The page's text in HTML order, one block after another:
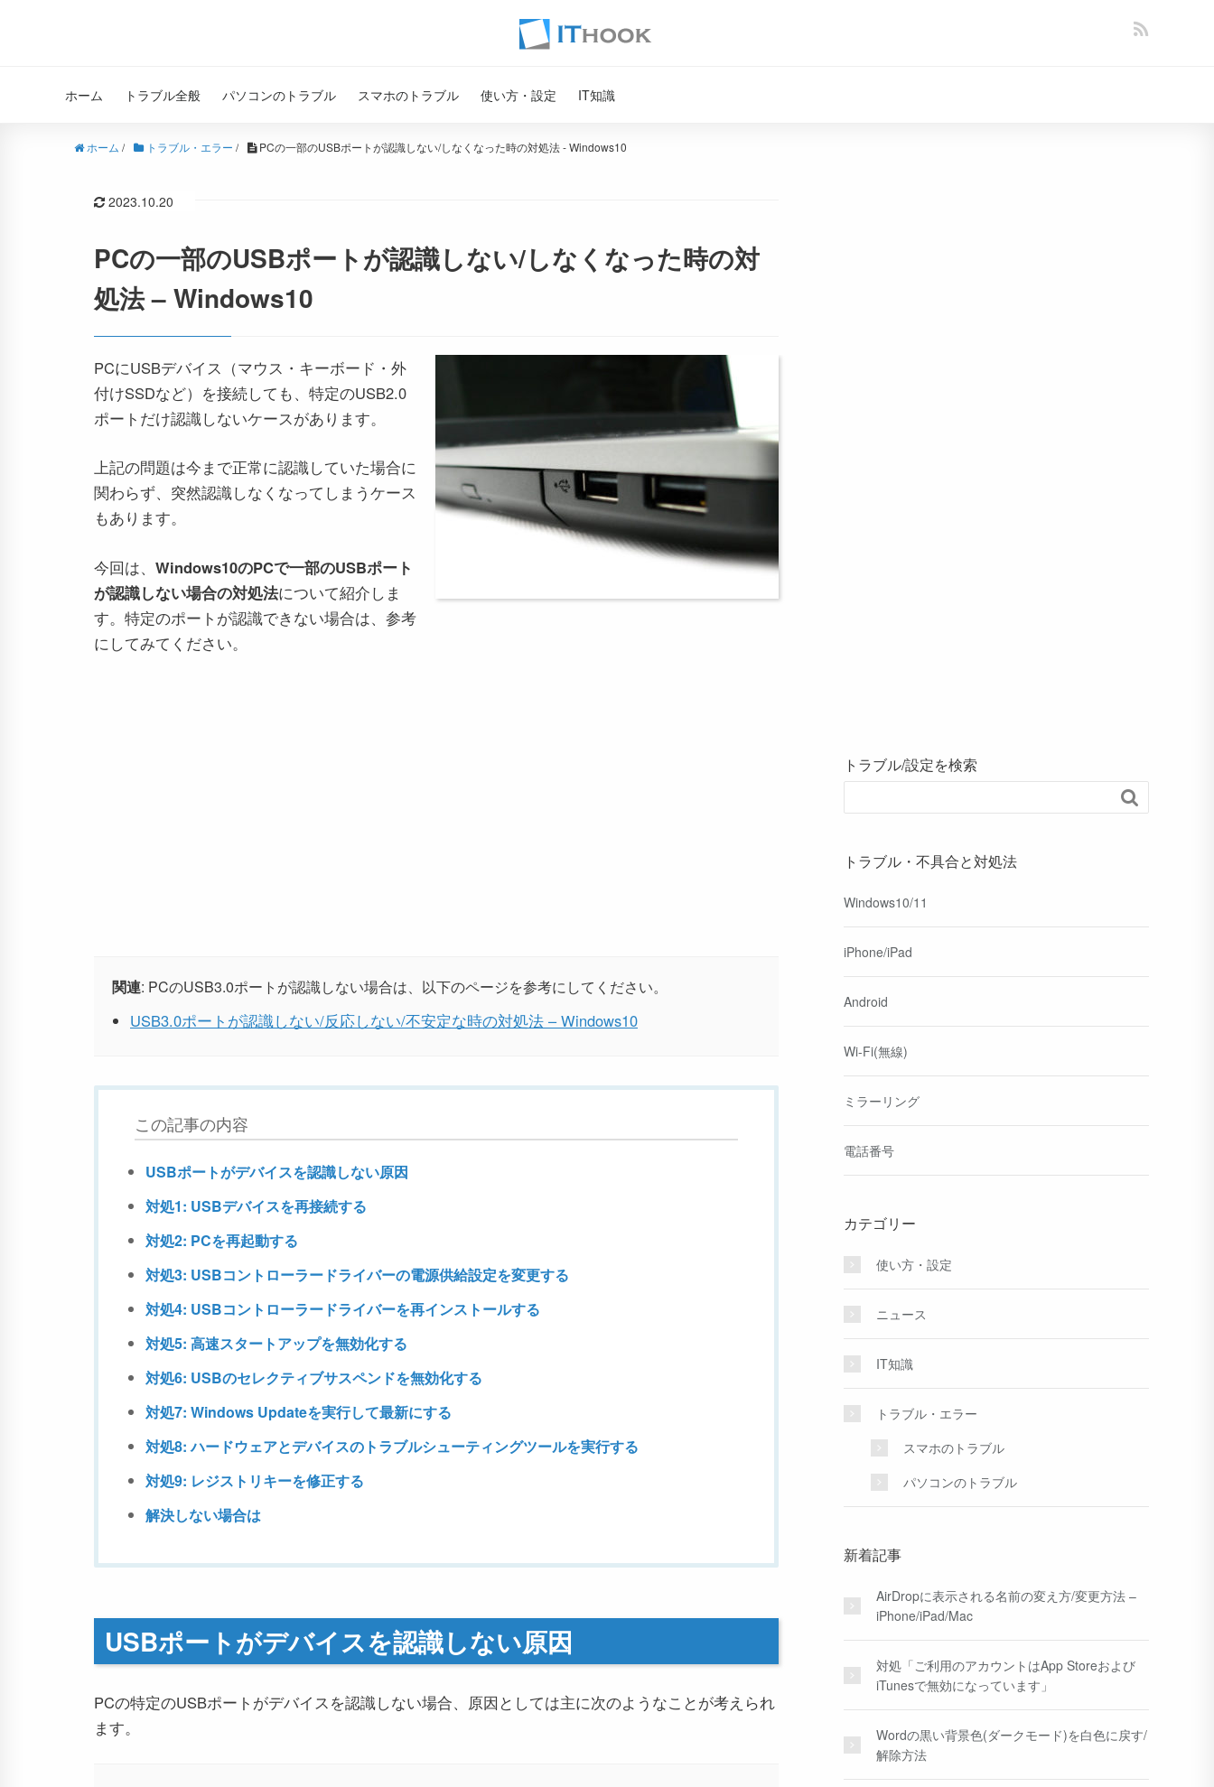
ホーム トラブル全般 パソコンのトラブル スマホのトラブル 使い方・設定 IT知識
ホーム / トラブル・エラー / PCの一部のUSBポートが認識しない/しなくなった時の対処法 - Windows10
2023.10.20
PCの一部のUSBポートが認識しない/しなくなった時の対
処法 – Windows10
PCにUSBデバイス（マウス・キーボード・外
付けSSDなど）を接続しても、特定のUSB2.0
ポートだけ認識しないケースがあります。
上記の問題は今まで正常に認識していた場合に
関わらず、突然認識しなくなってしまうケース
もあります。
今回は、 Windows10のPCで一部のUSBポート
が認識しない場合の対処法について紹介しま
す。特定のポートが認識できない場合は、参考
にしてみてください。
関連: PCのUSB3.0ポートが認識しない場合は、以下のページを参考にしてください。
USB3.0ポートが認識しない/反応しない/不安定な時の対処法 – Windows10
この記事の内容
USBポートがデバイスを認識しない原因
対処1: USBデバイスを再接続する
対処2: PCを再起動する
対処3: USBコントローラードライバーの電源供給設定を変更する
対処4: USBコントローラードライバーを再インストールする
対処5: 高速スタートアップを無効化する
対処6: USBのセレクティブサスペンドを無効化する
対処7: Windows Updateを実行して最新にする
対処8: ハードウェアとデバイスのトラブルシューティングツールを実行する
対処9: レジストリキーを修正する
解決しない場合は
USBポートがデバイスを認識しない原因
PCの特定のUSBポートがデバイスを認識しない場合、原因としては主に次のようなことが考えられ
ます。
トラブル/設定を検索

トラブル・不具合と対処法
Windows10/11
iPhone/iPad
Android
Wi-Fi(無線)
ミラーリング
電話番号
カテゴリー
使い方・設定
ニュース
IT知識
トラブル・エラー
スマホのトラブル
パソコンのトラブル
新着記事
AirDropに表示される名前の変え方/変更方法 –
iPhone/iPad/Mac
対処「ご利用のアカウントはApp Storeおよび
iTunesで無効になっています」
Wordの黒い背景色(ダークモード)を白色に戻す/
解除方法